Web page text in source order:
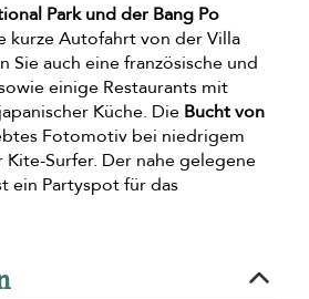
Park und der Bang Po
kurze Autofahrt von der Villa
Sie auch eine französische und
einige Restaurants mit
Küche. Die Bucht von
Fotomotiv bei niedrigem
Surfer. Der nahe gelegene
ein Partyspot für das